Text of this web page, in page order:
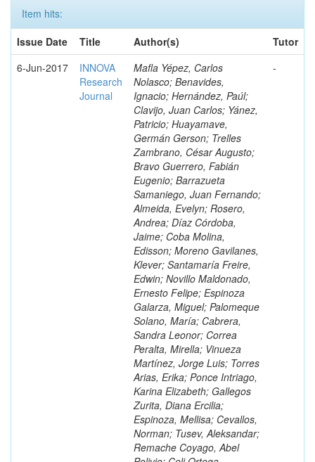
Item hits:
Issue Date
Title Author(s)
Tutor
6-Jun-2017
INNOVA
Research
Journal
Mafla Yépez, Carlos
Nolasco; Benavides,
Ignacio; Hernández, Paúl;
Clavijo, Juan Carlos; Yánez,
Patricio; Huayamave,
Germán Gerson; Trelles
Zambrano, César Augusto;
Bravo Guerrero, Fabián
Eugenio; Barrazueta
Samaniego, Juan Fernando;
Almeida, Evelyn; Rosero,
Andrea; Díaz Córdoba,
Jaime; Coba Molina,
Edisson; Moreno Gavilanes,
Klever; Santamaría Freire,
Edwin; Novillo Maldonado,
Ernesto Felipe; Espinoza
Galarza, Miguel; Palomeque
Solano, María; Cabrera,
Sandra Leonor; Correa
Peralta, Mirella; Vinueza
Martínez, Jorge Luis; Torres
Arias, Erika; Ponce Intriago,
Karina Elizabeth; Gallegos
Zurita, Diana Ercilia;
Espinoza, Mellisa; Cevallos,
Norman; Tusev, Aleksandar;
Remache Coyago, Abel
-